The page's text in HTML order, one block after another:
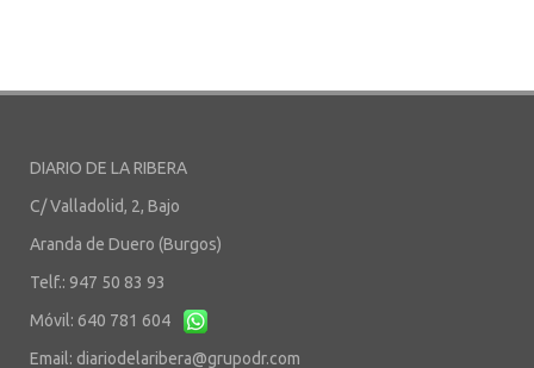
DIARIO DE LA RIBERA
C/ Valladolid, 2, Bajo
Aranda de Duero (Burgos)
Telf.: 947 50 83 93
Móvil: 640 781 604
Email: diariodelaribera@grupodr.com